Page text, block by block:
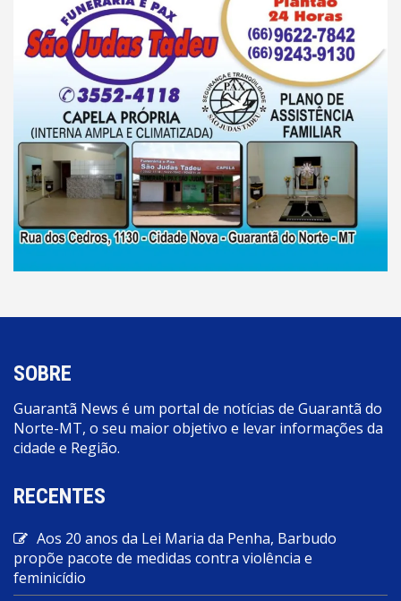
SOBRE
Guarantã News é um portal de notícias de Guarantã do
Norte-MT, o seu maior objetivo e levar informações da
cidade e Região.
RECENTES
Aos 20 anos da Lei Maria da Penha, Barbudo
propõe pacote de medidas contra violência e
feminicídio